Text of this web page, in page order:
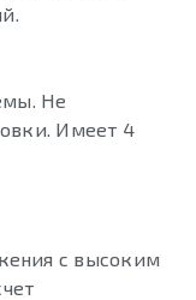
Не
Имеет 4
с высоким